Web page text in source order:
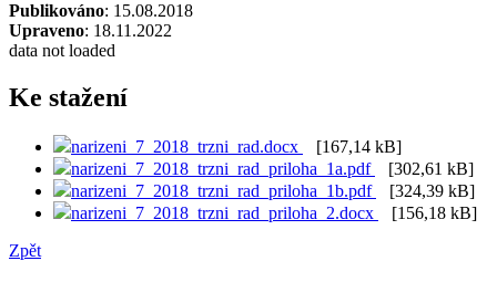
Publikováno: 15.08.2018
Upraveno: 18.11.2022
data not loaded
Ke stažení
narizeni_7_2018_trzni_rad.docx
[167,14 kB]
narizeni_7_2018_trzni_rad_priloha_1a.pdf
[302,61 kB]
narizeni_7_2018_trzni_rad_priloha_1b.pdf
[324,39 kB]
narizeni_7_2018_trzni_rad_priloha_2.docx
[156,18 kB]
Zpět